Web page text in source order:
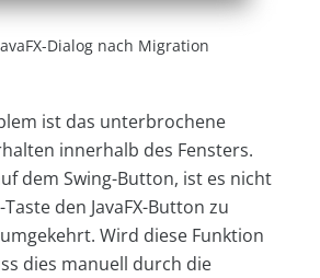
Dialog nach Migration
ist das unterbrochene
innerhalb des Fensters.
dem Swing-Button, ist es nicht
den JavaFX-Button zu
Wird diese Funktion
dies manuell durch die